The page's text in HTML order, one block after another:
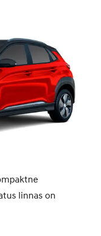
linnas on